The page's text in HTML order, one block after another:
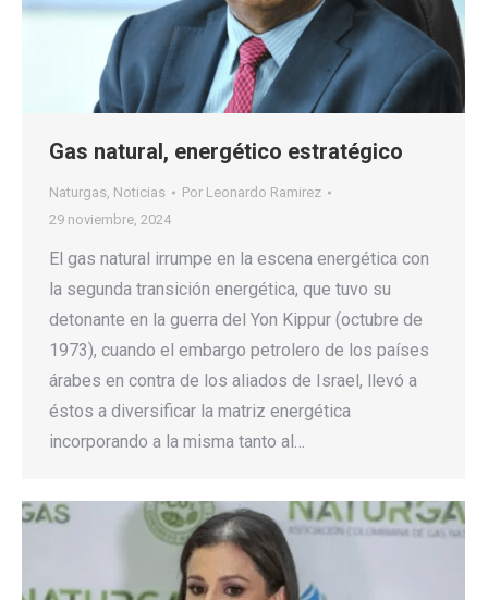
Gas natural, energético estratégico
Naturgas, Noticias Por Leonardo Ramirez
29 noviembre, 2024
El gas natural irrumpe en la escena energética con
la segunda transición energética, que tuvo su
detonante en la guerra del Yon Kippur (octubre de
1973), cuando el embargo petrolero de los países
árabes en contra de los aliados de Israel, llevó a
éstos a diversificar la matriz energética
incorporando a la misma tanto al…